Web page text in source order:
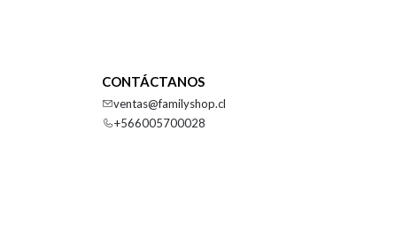
CONTÁCTANOS
ventas@familyshop.cl
+566005700028